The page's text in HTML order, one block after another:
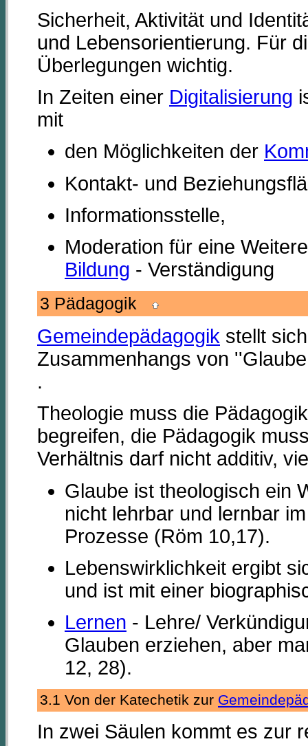
Sicherheit, Aktivität und
und Lebensorientierung. Für
Überlegungen wichtig.
In Zeiten einer Digitalisierung
mit
den Möglichkeiten der
Kontakt- und
Informationsstelle,
Moderation für eine
Bildung - Verständigung
3 Pädagogik
Gemeindepädagogik stellt
Zusammenhangs von
.
Theologie muss die
begreifen, die Pädagogik
Verhältnis darf nicht additiv,
Glaube ist theologisch ein
nicht lehrbar und lernbar
Prozesse (Röm 10,17).
Lebenswirklichkeit ergibt
und ist mit einer
Lernen - Lehre/
Glauben erziehen, aber
12, 28).
3.1 Von der Katechetik zur
In zwei Säulen kommt es zur